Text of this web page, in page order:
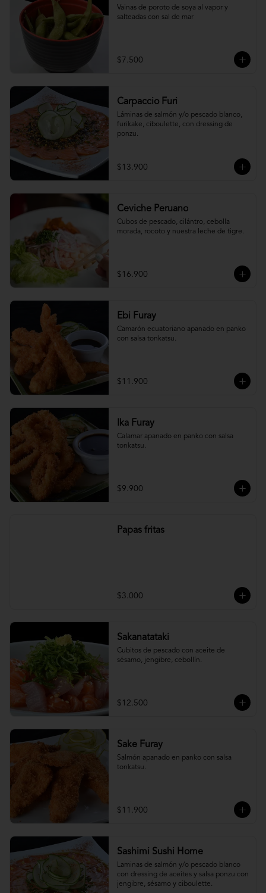
Vainas de poroto de soya al vapor y
salteadas con sal de mar
$7.500
Carpaccio Furi
Láminas de salmón y/o pescado blanco,
furikake, ciboulette, con dressing de
ponzu.
$13.900
Ceviche Peruano
Cubos de pescado, cilántro, cebolla
morada, rocoto y nuestra leche de tigre.
$16.900
Ebi Furay
Camarón ecuatoriano apanado en panko
con salsa tonkatsu.
$11.900
Ika Furay
Calamar apanado en panko con salsa
tonkatsu.
$9.900
Papas fritas
$3.000
Sakanatataki
Cubitos de pescado con aceite de
sésamo, jengibre, cebollín.
$12.500
Sake Furay
Salmón apanado en panko con salsa
tonkatsu.
$11.900
Sashimi Sushi Home
Laminas de salmón y/o pescado blanco
con dressing de aceites y salsa ponzu con
jengibre, sésamo y ciboulette.